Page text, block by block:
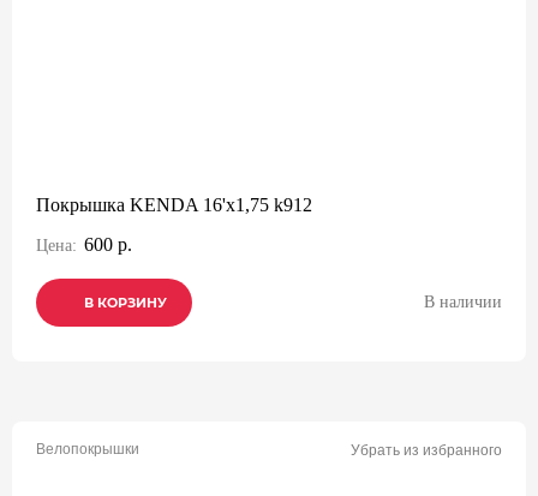
Покрышка KENDA 16'х1,75 k912
Цена: 600 р.
В КОРЗИНУ
В КОРЗИНУ
В КОРЗИНУ В наличии
Велопокрышки Убрать из избранного